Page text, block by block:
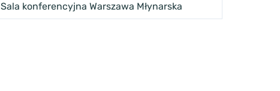
Sala konferencyjna Warszawa Młynarska